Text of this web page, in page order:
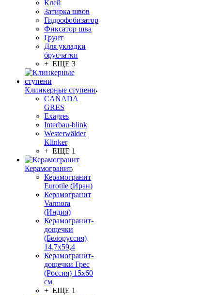
Клей
Затирка швов
Гидрофобизатор
Фиксатор шва
Грунт
Для укладки
брусчатки
+ ЕЩЕ 3
Клинкерные ступени
CAÑADA
GRES
Exagres
Interbau-blink
Westerwälder
Klinker
+ ЕЩЕ 1
Керамогранит
Керамогранит
Eurotile (Иран)
Керамогранит
Varmora
(Индия)
Керамогранит-
дощечки
(Белоруссия)
14,7x59,4
Керамогранит-
дощечки Грес
(Россия) 15х60
см
+ ЕЩЕ 1